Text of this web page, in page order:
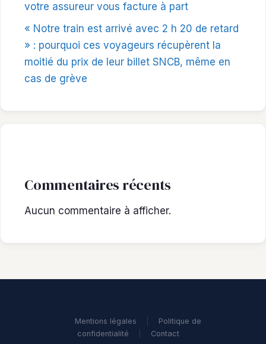
votre assureur vous facture à part
« Notre train est arrivé avec 2 h 20 de retard
» : pourquoi ces voyageurs récupèrent la
moitié du prix de leur billet SNCB, même en
cas de grève
Commentaires récents
Aucun commentaire à afficher.
Mentions légales
Politique de
confidentialité
Contact